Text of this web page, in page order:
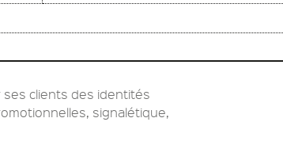
ses clients des identités
signalétique,